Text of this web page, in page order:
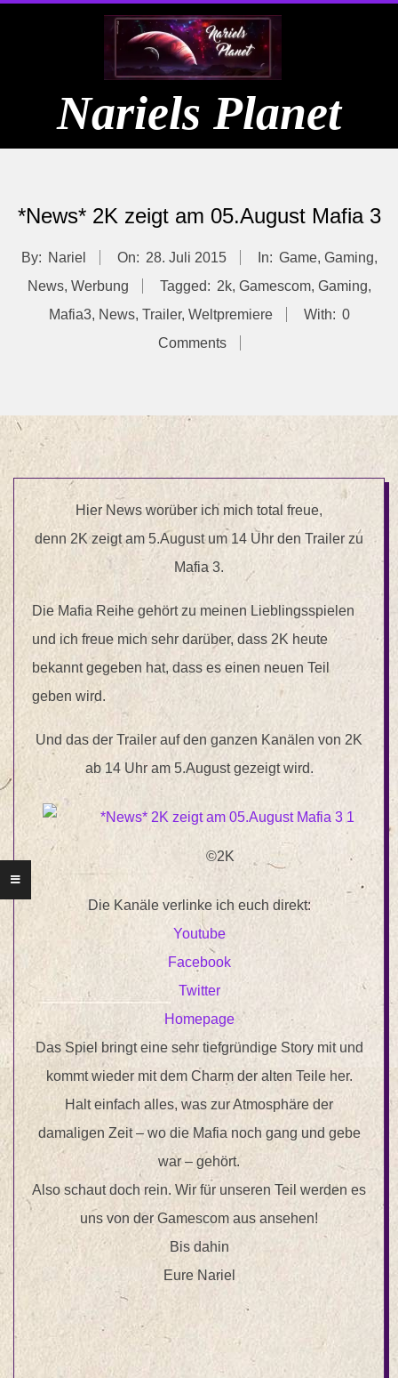
Nariels Planet
Menu
*News* 2K zeigt am 05.August Mafia 3
By: Nariel On: 28. Juli 2015 In: Game, Gaming,
News, Werbung Tagged: 2k, Gamescom, Gaming,
Mafia3, News, Trailer, Weltpremiere With: 0
Comments
Hier News worüber ich mich total freue,
denn 2K zeigt am 5.August um 14 Uhr den Trailer zu
Mafia 3.
Die Mafia Reihe gehört zu meinen Lieblingsspielen
und ich freue mich sehr darüber, dass 2K heute
bekannt gegeben hat, dass es einen neuen Teil
geben wird.
Und das der Trailer auf den ganzen Kanälen von 2K
ab 14 Uhr am 5.August gezeigt wird.
©2K
Die Kanäle verlinke ich euch direkt:
Youtube
Facebook
Twitter
Homepage
Das Spiel bringt eine sehr tiefgründige Story mit und
kommt wieder mit dem Charm der alten Teile her.
Halt einfach alles, was zur Atmosphäre der
damaligen Zeit – wo die Mafia noch gang und gebe
war – gehört.
Also schaut doch rein. Wir für unseren Teil werden es
uns von der Gamescom aus ansehen!
Bis dahin
Eure Nariel